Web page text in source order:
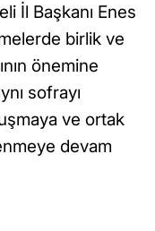
İl Başkanı Enes
birlik ve
önemine
sofrayı
ve ortak
devam